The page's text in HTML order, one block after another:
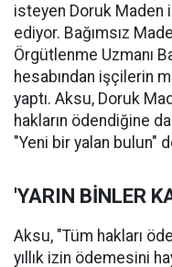
isteyen Doruk Maden
ediyor. Bağımsız
Örgütlenme Uzmanı
hesabından işçilerin
yaptı. Aksu, Doruk
hakların ödendiğine
"Yeni bir yalan bulun"
'YARIN BİNLER
Aksu, "Tüm hakları
yıllık izin ödemesini